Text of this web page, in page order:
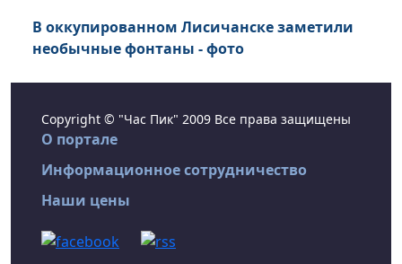
В оккупированном Лисичанске заметили
необычные фонтаны - фото
Copyright © "Час Пик" 2009 Все права защищены
О портале
Информационное сотрудничество
Наши цены